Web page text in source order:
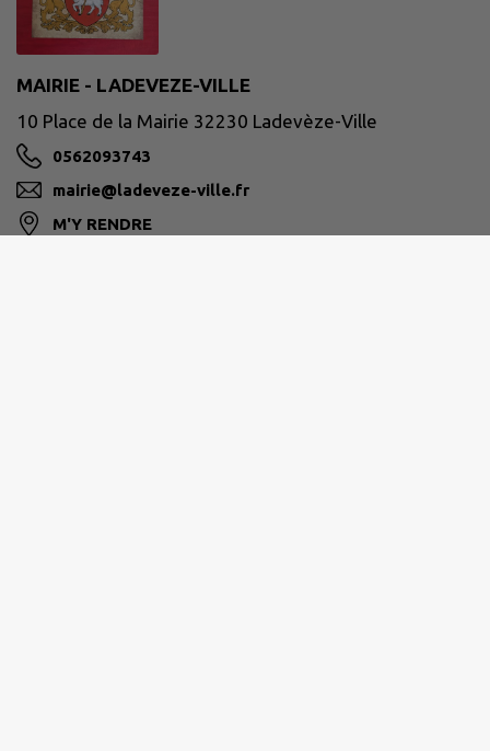
MAIRIE - LADEVEZE-VILLE
10 Place de la Mairie 32230 Ladevèze-Ville
0562093743
mairie@ladeveze-ville.fr
M'Y RENDRE